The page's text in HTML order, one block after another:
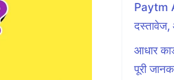
Paytm
दस्तावेज,
आधार
पूरी